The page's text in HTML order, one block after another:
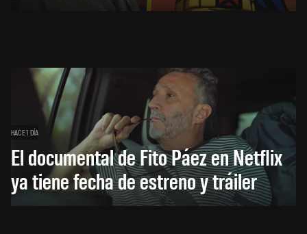
HACE 1 DÍA
El documental de Fito Páez en Netflix
ya tiene fecha de estreno y tráiler